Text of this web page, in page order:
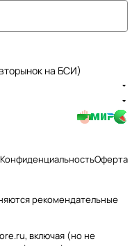
на БСИ)
КонфиденциальностьОферта
рекомендательные
включая (но не